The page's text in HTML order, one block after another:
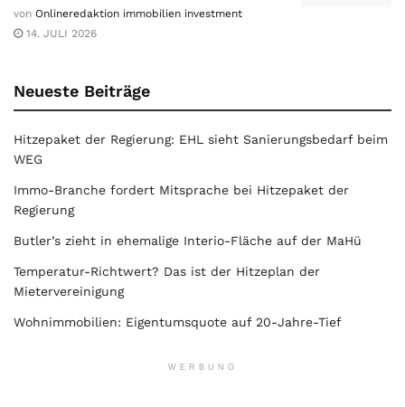
von Onlineredaktion immobilien investment
14. JULI 2026
Neueste Beiträge
Hitzepaket der Regierung: EHL sieht Sanierungsbedarf beim
WEG
Immo-Branche fordert Mitsprache bei Hitzepaket der
Regierung
Butler’s zieht in ehemalige Interio-Fläche auf der MaHü
Temperatur-Richtwert? Das ist der Hitzeplan der
Mietervereinigung
Wohnimmobilien: Eigentumsquote auf 20-Jahre-Tief
WERBUNG